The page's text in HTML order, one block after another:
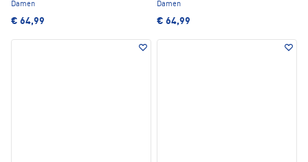
Damen
€ 64,99
Damen
€ 64,99